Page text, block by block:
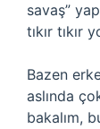
savaş”
tıkır tıkır
Bazen
aslında
bakalım,